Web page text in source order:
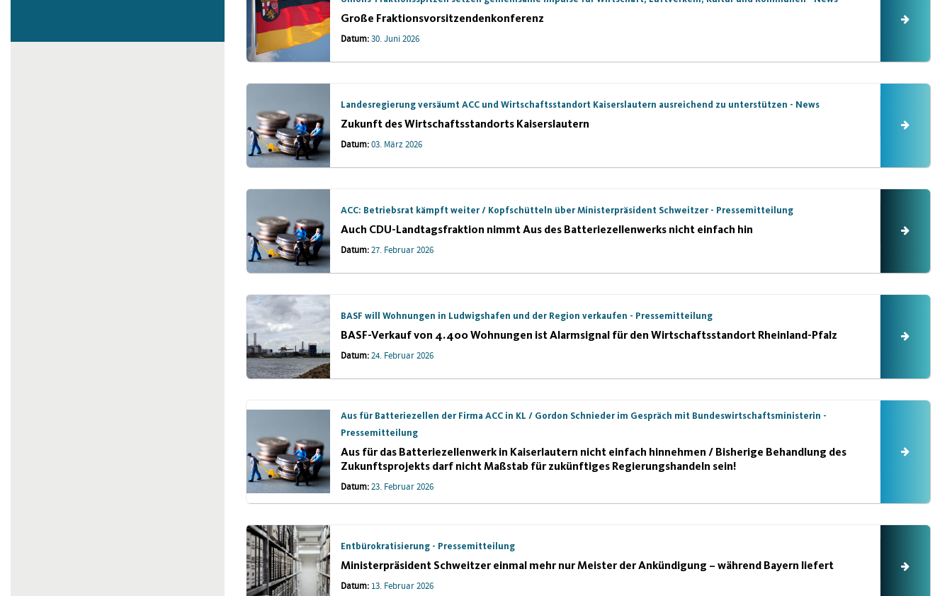
Große Fraktionsvorsitzendenkonferenz
Datum:30. Juni 2026
Landesregierung versäumt ACC und Wirtschaftsstandort Kaiserslautern ausreichend zu unterstützen - News
Zukunft des Wirtschaftsstandorts Kaiserslautern
Datum:03. März 2026
ACC: Betriebsrat kämpft weiter / Kopfschütteln über Ministerpräsident Schweitzer - Pressemitteilung
Auch CDU-Landtagsfraktion nimmt Aus des Batteriezellenwerks nicht einfach hin
Datum:27. Februar 2026
BASF will Wohnungen in Ludwigshafen und der Region verkaufen - Pressemitteilung
BASF-Verkauf von 4.400 Wohnungen ist Alarmsignal für den Wirtschaftsstandort Rheinland-Pfalz
Datum:24. Februar 2026
Aus für Batteriezellen der Firma ACC in KL / Gordon Schnieder im Gespräch mit Bundeswirtschaftsministerin -
Pressemitteilung
Aus für das Batteriezellenwerk in Kaiserlautern nicht einfach hinnehmen / Bisherige Behandlung des
Zukunftsprojekts darf nicht Maßstab für zukünftiges Regierungshandeln sein!
Datum:23. Februar 2026
Entbürokratisierung - Pressemitteilung
Ministerpräsident Schweitzer einmal mehr nur Meister der Ankündigung – während Bayern liefert
Datum: 13. Februar 2026